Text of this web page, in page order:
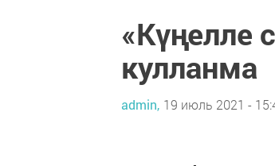
«Күңелле
кулланма
admin, 19 июль 2021 -